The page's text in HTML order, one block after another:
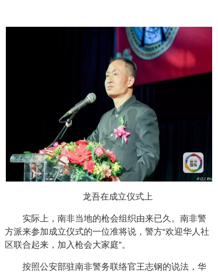
龙吾在成立仪式上
实际上，南非当地的枪会组织由来已久。南非警
方派来参加成立仪式的一位准将说，警方“欢迎华人社
区联合起来，加入枪会大家庭”。
按照公安部驻南非警务联络官王志钢的说法，华